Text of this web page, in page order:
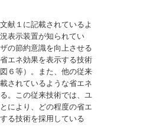
献１に記載されているよ
表示装置が知られてい
の節約意識を向上させる
エネ効果を表示する技術
６等）。また、他の従来
されているような省エネ
。この従来技術では、ユ
により、どの程度の省エ
る技術を採用している